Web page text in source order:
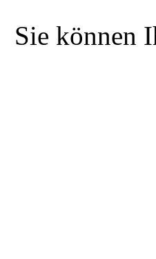
Sie können